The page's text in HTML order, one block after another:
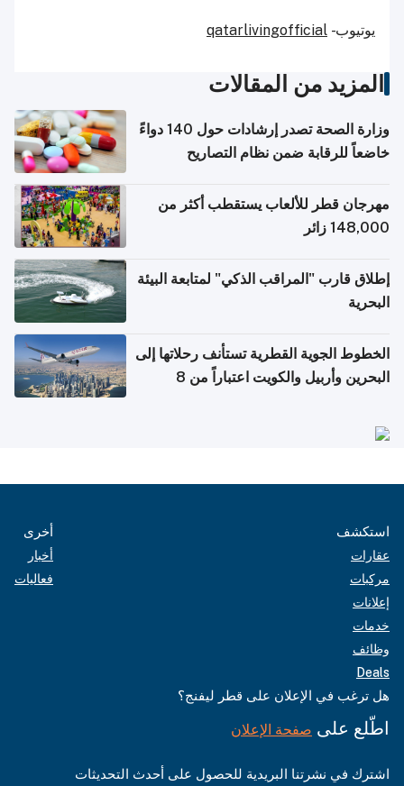
يوتيوب - qatarlivingofficial
المزيد من المقالات
وزارة الصحة تصدر إرشادات حول 140 دواءً
خاضعاً للرقابة ضمن نظام التصاريح
مهرجان قطر للألعاب يستقطب أكثر من
148,000 زائر
إطلاق قارب "المراقب الذكي" لمتابعة البيئة
البحرية
الخطوط الجوية القطرية تستأنف رحلاتها إلى
البحرين وأربيل والكويت اعتباراً من 8
استكشف
عقارات
مركبات
إعلانات
خدمات
وظائف
Deals
أخرى
أخبار
فعاليات
هل ترغب في الإعلان على قطر ليفنج؟
اطّلع على صفحة الإعلان
اشترك في نشرتنا البريدية للحصول على أحدث التحديثات